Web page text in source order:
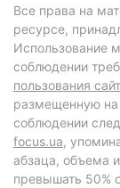
Все права на
ресурсе,
Использование
соблюдении
пользования
размещенную на
соблюдении
focus.ua,
абзаца, объема
превышать 50%